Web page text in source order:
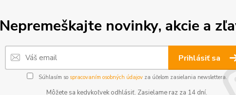
Nepremeškajte novinky, akcie a
Prihlásiť sa
Súhlasím so spracovaním osobných údajovza účelom zasielania newslettera.
Môžete sa kedykoľvek odhlásiť. Zasielame raz za 14 dní.